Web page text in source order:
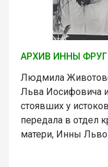
АРХИВ ИННЫ ФРУГ
Людмила
Льва Иосифовича
стоявших у
передала в отдел
матери, Инны